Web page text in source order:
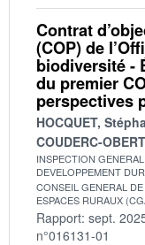
Contrat
(COP) de
biodiversité -
du premier
perspectives
HOCQUET,
COUDERC-
INSPECTION
DEVELOPPEMENT
CONSEIL GENERAL
ESPACES RURAUX
Rapport: sept.
n°016131-01